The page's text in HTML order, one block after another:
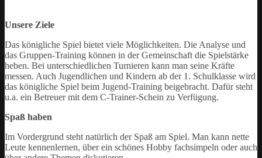
Unsere Ziele
Das königliche Spiel bietet viele Möglichkeiten. Die Analyse und
das Gruppen-Training können in der Gemeinschaft die Spielstärke
heben. Bei unterschiedlichen Turnieren kann man seine Kräfte
messen. Auch Jugendlichen und Kindern ab der 1. Schulklasse wird
das königliche Spiel beim Jugend-Training beigebracht. Dafür steht
u.a. ein Betreuer mit dem C-Trainer-Schein zu Verfügung.
Spaß haben
Im Vordergrund steht natürlich der Spaß am Spiel. Man kann nette
Leute kennenlernen, über ein schönes Hobby fachsimpeln oder auch